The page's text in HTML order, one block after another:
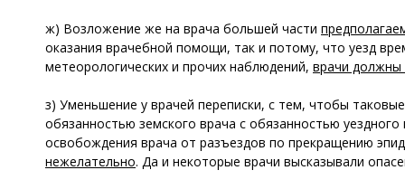
ж) Возложение же на врача большей части
оказания врачебной помощи, так и потому, что уезд
метеорологических и прочих наблюдений, врачи должны
з) Уменьшение у врачей переписки, с тем, чтобы
обязанностью земского врача с обязанностью
освобождения врача от разъездов по прекращению
нежелательно. Да и некоторые врачи высказывали